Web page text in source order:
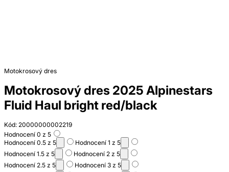
Motokrosový dres
Motokrosový dres 2025 Alpinestars
Fluid Haul bright red/black
Kód: 20000000002219
Hodnocení 0 z 5
Hodnocení 0.5 z 5
Hodnocení 1 z 5
Hodnocení 1.5 z 5
Hodnocení 2 z 5
Hodnocení 2.5 z 5
Hodnocení 3 z 5